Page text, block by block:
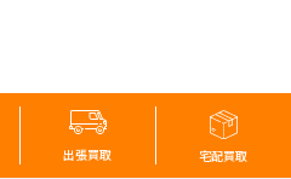
出張買取 宅配買取